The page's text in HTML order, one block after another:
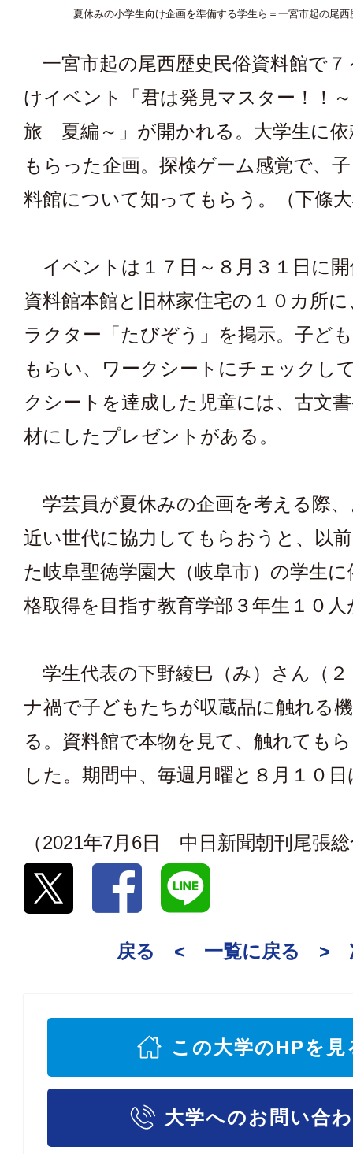
夏休みの小学生向け企画を準備する学生ら＝一宮市起の尾
一宮市起の尾西歴史民俗資料館で７
けイベント「君は発見マスター！！
旅 夏編～」が開かれる。大学生に依
もらった企画。探検ゲーム感覚で、
料館について知ってもらう。（下條
イベントは１７日～８月３１日に開
資料館本館と旧林家住宅の１０カ所
ラクター「たびぞう」を掲示。子ど
もらい、ワークシートにチェックし
クシートを達成した児童には、古文
材にしたプレゼントがある。
学芸員が夏休みの企画を考える際
近い世代に協力してもらおうと、以
た岐阜聖徳学園大（岐阜市）の学生
格取得を目指す教育学部３年生１０
学生代表の下野綾巳（み）さん（
ナ禍で子どもたちが収蔵品に触れる
る。資料館で本物を見て、触れても
した。期間中、毎週月曜と８月１０
（2021年7月6日 中日新聞朝刊尾張
戻る < 一覧に戻る >
この大学のHPを見
大学へのお問い合